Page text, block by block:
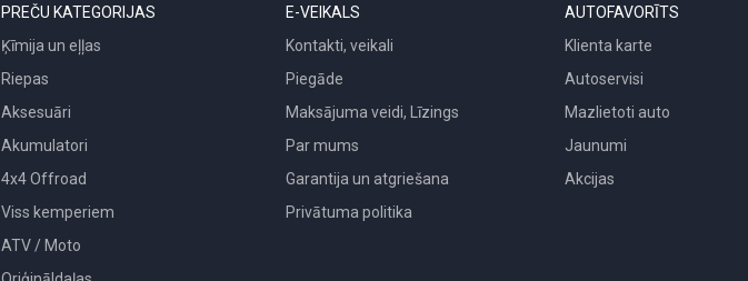
PREČU KATEGORIJAS
Ķīmija un eļļas
Riepas
Aksesuāri
Akumulatori
4x4 Offroad
Viss kemperiem
ATV / Moto
E-VEIKALS
Kontakti, veikali
Piegāde
Maksājuma veidi, Līzings
Par mums
Garantija un atgriešana
Privātuma politika
AUTOFAVORĪTS
Klienta karte
Autoservisi
Mazlietoti auto
Jaunumi
Akcijas